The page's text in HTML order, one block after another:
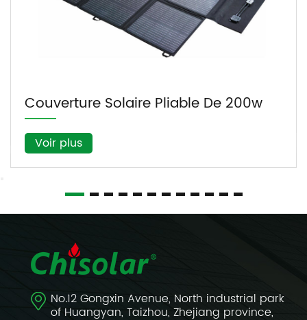
Pliable De 200w
No.12 Gongxin Avenue, North industrial park
of Huangyan, Taizhou, Zhejiang province,